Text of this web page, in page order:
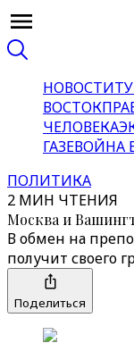
НОВОСТИ
ВОСТОК
ЧЕЛОВЕКА
ГАЗЕВОЙНА
ПОЛИТИКА
2 МИН ЧТЕНИЯ
Москва и
В обмен на
получит своего
Поделиться